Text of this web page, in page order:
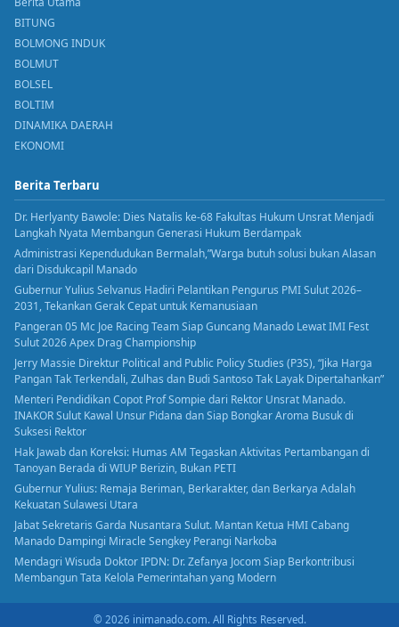
BITUNG
BOLMONG INDUK
BOLMUT
BOLSEL
BOLTIM
DINAMIKA DAERAH
EKONOMI
Berita Terbaru
Dr. Herlyanty Bawole: Dies Natalis ke-68 Fakultas Hukum Unsrat Menjadi
Langkah Nyata Membangun Generasi Hukum Berdampak
Administrasi Kependudukan Bermalah,”Warga butuh solusi bukan Alasan
dari Disdukcapil Manado
Gubernur Yulius Selvanus Hadiri Pelantikan Pengurus PMI Sulut 2026–
2031, Tekankan Gerak Cepat untuk Kemanusiaan
Pangeran 05 Mc Joe Racing Team Siap Guncang Manado Lewat IMI Fest
Sulut 2026 Apex Drag Championship
Jerry Massie Direktur Political and Public Policy Studies (P3S), “Jika Harga
Pangan Tak Terkendali, Zulhas dan Budi Santoso Tak Layak Dipertahankan”
Menteri Pendidikan Copot Prof Sompie dari Rektor Unsrat Manado.
INAKOR Sulut Kawal Unsur Pidana dan Siap Bongkar Aroma Busuk di
Suksesi Rektor
Hak Jawab dan Koreksi: Humas AM Tegaskan Aktivitas Pertambangan di
Tanoyan Berada di WIUP Berizin, Bukan PETI
Gubernur Yulius: Remaja Beriman, Berkarakter, dan Berkarya Adalah
Kekuatan Sulawesi Utara
Jabat Sekretaris Garda Nusantara Sulut. Mantan Ketua HMI Cabang
Manado Dampingi Miracle Sengkey Perangi Narkoba
Mendagri Wisuda Doktor IPDN: Dr. Zefanya Jocom Siap Berkontribusi
Membangun Tata Kelola Pemerintahan yang Modern
© 2026 inimanado.com. All Rights Reserved.